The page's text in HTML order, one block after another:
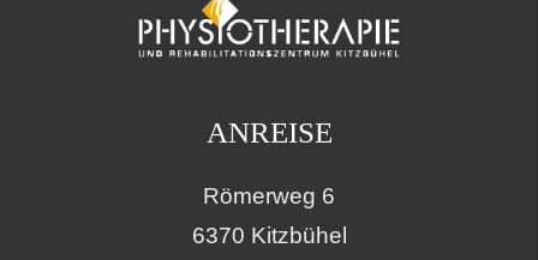
ANREISE
Römerweg 6
6370 Kitzbühel